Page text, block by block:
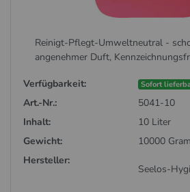
Reinigt-Pflegt-Umweltneutral -
angenehmer Duft,
Verfügbarkeit: Sofort
Art.-Nr.:
5041-10
Inhalt:
10 Liter
Gewicht:
10000
Hersteller:
Seelos-